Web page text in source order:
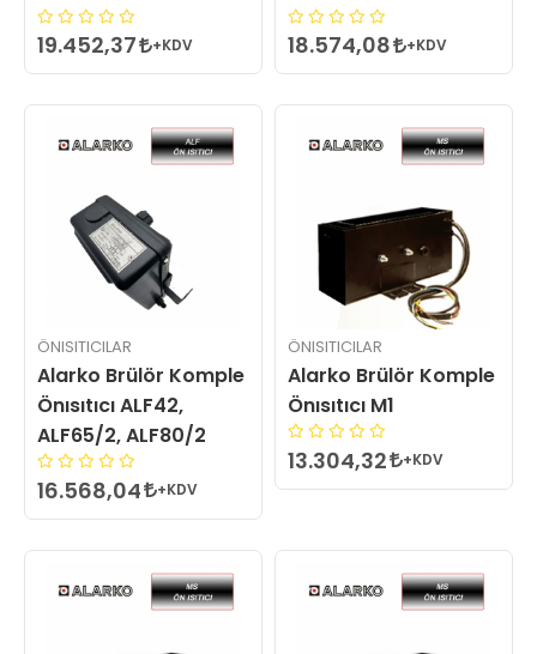
19.452,37 +KDV 18.574,08 +KDV
ÖNISITICILAR
Alarko Brülör Komple
Önısıtıcı ALF42,
ALF65/2, ALF80/2
16.568,04 +KDV
ÖNISITICILAR
Alarko Brülör Komple
Önısıtıcı M1
13.304,32 +KDV